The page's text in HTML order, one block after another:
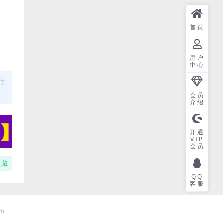
藏
首页
用户
中心
会员
介绍
开通
VIP
会员
QQ
客服